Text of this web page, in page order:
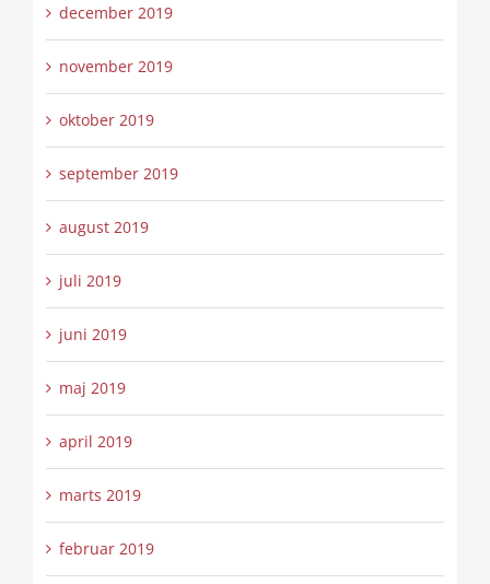
december 2019
november 2019
oktober 2019
september 2019
august 2019
juli 2019
juni 2019
maj 2019
april 2019
marts 2019
februar 2019